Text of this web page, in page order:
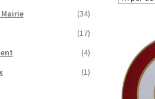
(34)
(17)
(4)
(1)